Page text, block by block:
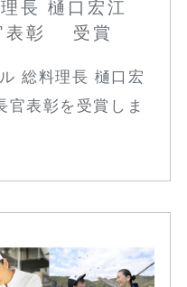
長 樋口宏江
表彰 受賞
総料理長 樋口宏
表彰を受賞しま